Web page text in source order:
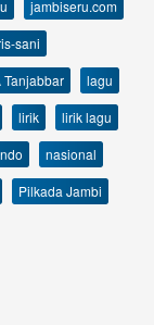
jambiseru.com
sani
Tanjabbar
lagu
lirik
lirik lagu
nasional
Pilkada Jambi